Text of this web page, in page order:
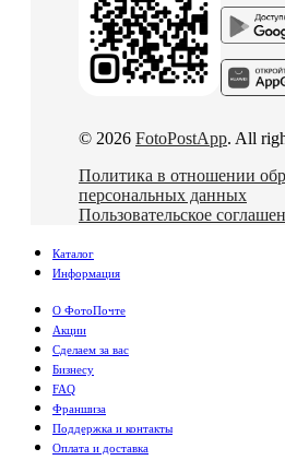
© 2026 FotoPostApp. All
Политика в отношении
персональных данных
Пользовательское
Каталог
Информация
О ФотоПочте
Акции
Сделаем за вас
Бизнесу
FAQ
Франшиза
Поддержка и контакты
Оплата и доставка